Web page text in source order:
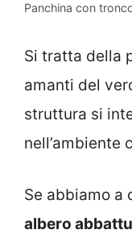
Panchina con
Si tratta della
amanti del
struttura si
nell’ambiente
Se abbiamo a
albero